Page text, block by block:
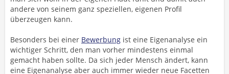
andere von seinem ganz speziellen, eigenen Profil
überzeugen kann.
Besonders bei einer Bewerbung ist eine Eigenanalyse ein
wichtiger Schritt, den man vorher mindestens einmal
gemacht haben sollte. Da sich jeder Mensch ändert, kann
eine Eigenanalyse aber auch immer wieder neue Facetten